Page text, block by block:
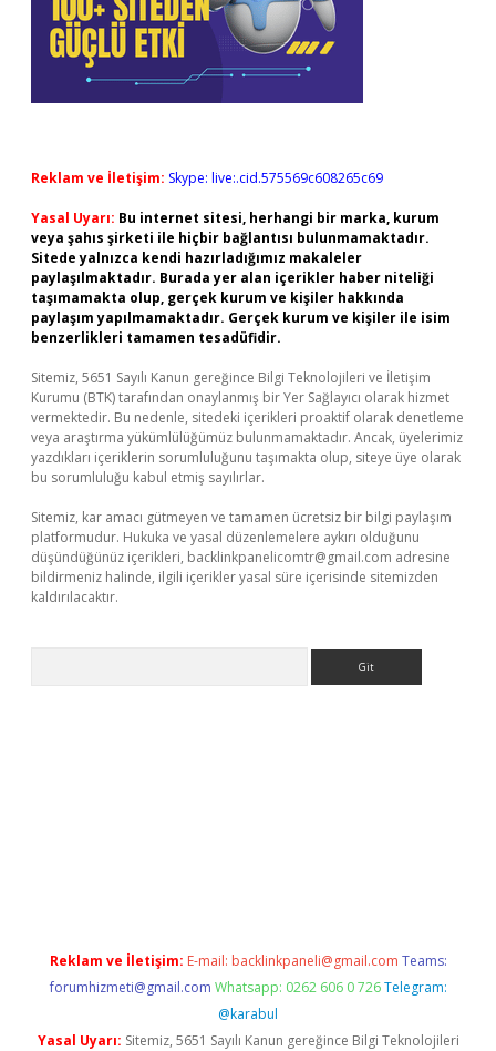
Reklam ve İletişim: Skype: live:.cid.575569c608265c69
Yasal Uyarı: Bu internet sitesi, herhangi bir marka, kurum
veya şahıs şirketi ile hiçbir bağlantısı bulunmamaktadır.
Sitede yalnızca kendi hazırladığımız makaleler
paylaşılmaktadır. Burada yer alan içerikler haber niteliği
taşımamakta olup, gerçek kurum ve kişiler hakkında
paylaşım yapılmamaktadır. Gerçek kurum ve kişiler ile isim
benzerlikleri tamamen tesadüfidir.
Sitemiz, 5651 Sayılı Kanun gereğince Bilgi Teknolojileri ve İletişim
Kurumu (BTK) tarafından onaylanmış bir Yer Sağlayıcı olarak hizmet
vermektedir. Bu nedenle, sitedeki içerikleri proaktif olarak denetleme
veya araştırma yükümlülüğümüz bulunmamaktadır. Ancak, üyelerimiz
yazdıkları içeriklerin sorumluluğunu taşımakta olup, siteye üye olarak
bu sorumluluğu kabul etmiş sayılırlar.
Sitemiz, kar amacı gütmeyen ve tamamen ücretsiz bir bilgi paylaşım
platformudur. Hukuka ve yasal düzenlemelere aykırı olduğunu
düşündüğünüz içerikleri, backlinkpanelicomtr@gmail.com adresine
bildirmeniz halinde, ilgili içerikler yasal süre içerisinde sitemizden
kaldırılacaktır.
Reklam ve İletişim: E-mail: backlinkpaneli@gmail.com Teams:
forumhizmeti@gmail.com Whatsapp: 0262 606 0 726 Telegram:
@karabul
Yasal Uyarı: Sitemiz, 5651 Sayılı Kanun gereğince Bilgi Teknolojileri